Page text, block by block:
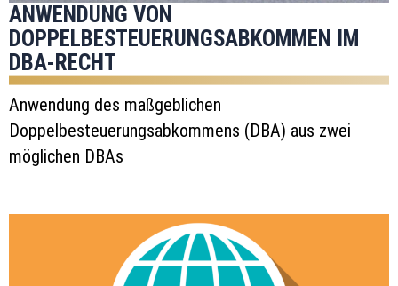
ANWENDUNG VON
DOPPELBESTEUERUNGSABKOMMEN IM
DBA-RECHT
Anwendung des maßgeblichen
Doppelbesteuerungsabkommens (DBA) aus zwei
möglichen DBAs